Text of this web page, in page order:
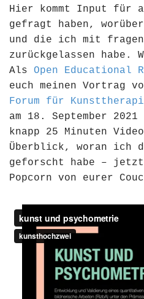
Hier kommt Input für
gefragt haben,
und die ich mit
zurückgelassen habe.
Als Open Educational
euch meinen Vortrag
Forum für
am 18. September
knapp 25 Minuten
Überblick, woran ich
geforscht habe –
Popcorn von eurer